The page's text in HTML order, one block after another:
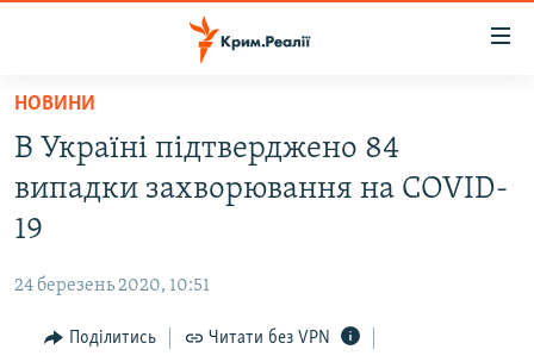
Перейти
основного
матеріалу
Перейти
до
основної
навігації
Перейти
ВОДА.КРИМ
ВІДЕО ТА ФОТО
БЛОГИ
ПОГЛЯД
НОВИНИ
В Україні підтверджено 84
випадки захворювання на COVID-
19
24 березень 2020, 10:51
Поділитись Читати без VPN